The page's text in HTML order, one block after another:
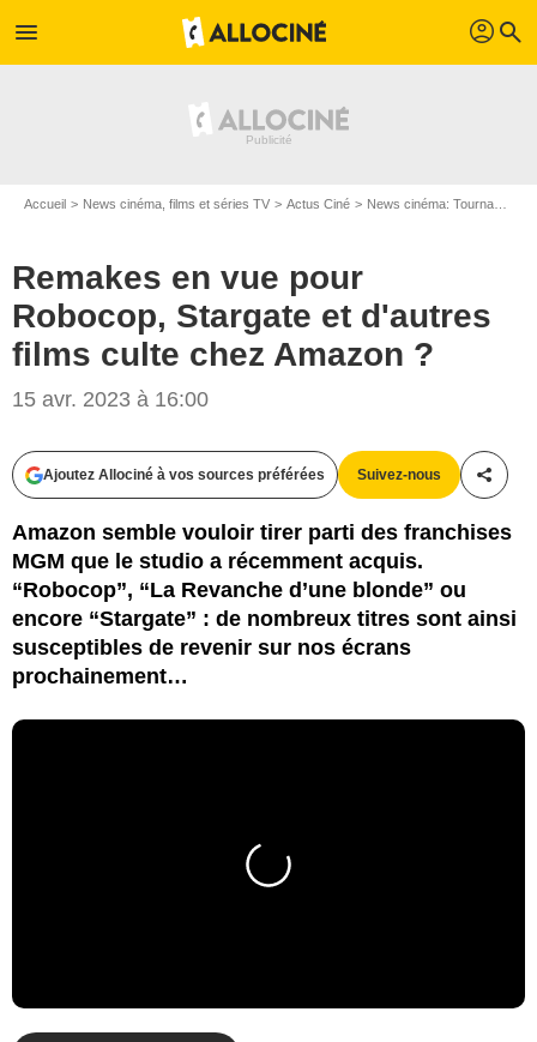
menu profil search
Accueil News cinéma, films et séries TV Actus Ciné News cinéma: Tournages
Remakes en vue pour
Robocop, Stargate et d'autres
films culte chez Amazon ?
15 avr. 2023 à 16:00
Ajoutez Allociné à vos sources préférées Suivez-nous
Amazon semble vouloir tirer parti des franchises
MGM que le studio a récemment acquis.
“Robocop”, “La Revanche d’une blonde” ou
encore “Stargate” : de nombreux titres sont ainsi
susceptibles de revenir sur nos écrans
prochainement…